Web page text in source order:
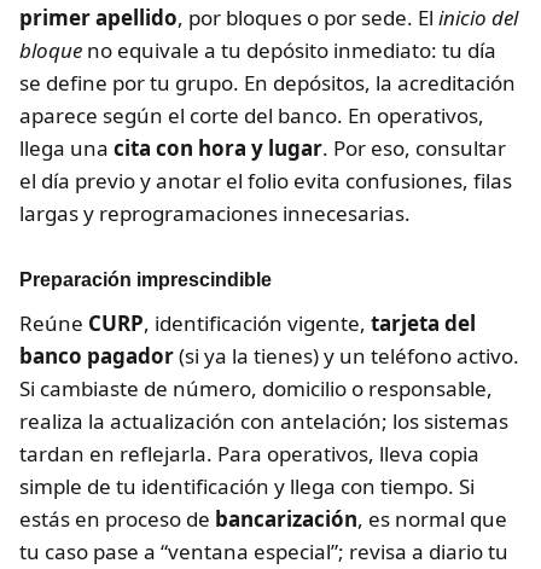
primer apellido, por bloques o por sede. El inicio del
bloque no equivale a tu depósito inmediato: tu día
se define por tu grupo. En depósitos, la acreditación
aparece según el corte del banco. En operativos,
llega una cita con hora y lugar. Por eso, consultar
el día previo y anotar el folio evita confusiones, filas
largas y reprogramaciones innecesarias.
Preparación imprescindible
Reúne CURP, identificación vigente, tarjeta del
banco pagador(si ya la tienes) y un teléfono activo.
Si cambiaste de número, domicilio o responsable,
realiza la actualización con antelación; los sistemas
tardan en reflejarla. Para operativos, lleva copia
simple de tu identificación y llega con tiempo. Si
estás en proceso de bancarización, es normal que
tu caso pase a “ventana especial”; revisa a diario tu